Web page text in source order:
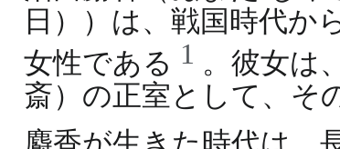
日））は、戦国時代か
女性である 1 。彼女は
斎）の正室として、そ